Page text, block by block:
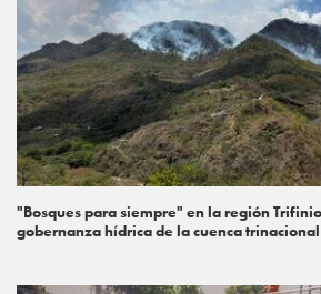
"Bosques para siempre" en la región
gobernanza hídrica de la cuenca